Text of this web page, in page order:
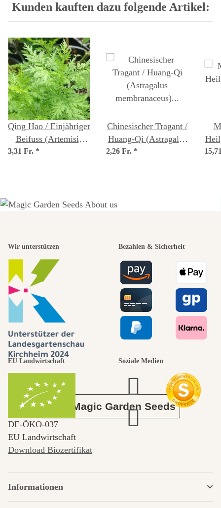
Kunden kauften dazu folgende Artikel:
Qing Hao / Einjähriger
Beifuss (Artemisia
annua) Bio Saatgut
3,31 Fr. *
Chinesischer Tragant /
Huang-Qi (Astragalus
membranaceus)
2,26 Fr. *
schönsten
Wege zu uns
selbst führt
durch den
Garten
Über Magic Garden Seeds
Wir unterstützen Bezahlen & Sicherheit
EU Landwirtschaft
DE‑ÖKO‑037
EU Landwirtschaft
Download Biozertifikat
Soziale Medien
Informationen